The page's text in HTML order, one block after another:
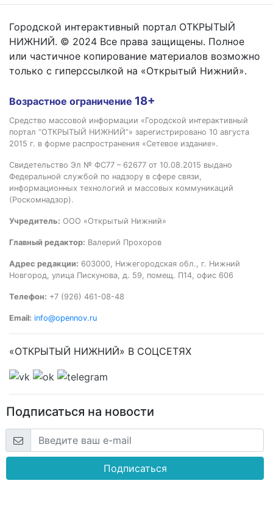
Городской интерактивный портал ОТКРЫТЫЙ
НИЖНИЙ. © 2024 Все права защищены. Полное
или частичное копирование материалов возможно
только с гиперссылкой на «Открытый Нижний».
Возрастное ограничение 18+
Средство массовой информации «Городской интерактивный
портал “ОТКРЫТЫЙ НИЖНИЙ”» зарегистрировано 10 августа
2015 г. в форме распространения «Сетевое издание».
Свидетельство Эл № ФС77 – 62677 от 10.08.2015 выдано
Федеральной службой по надзору в сфере связи,
информационных технологий и массовых коммуникаций
(Роскомнадзор).
Учредитель: ООО «Открытый Нижний»
Главный редактор: Валерий Прохоров
Адрес редакции: 603000, Нижегородская обл., г. Нижний
Новгород, улица Пискунова, д. 59, помещ. П14, офис 606
Телефон: +7 (926) 461-08-48
Email: info@opennov.ru
«ОТКРЫТЫЙ НИЖНИЙ» В СОЦСЕТЯХ
Подписаться на новости
Подписаться